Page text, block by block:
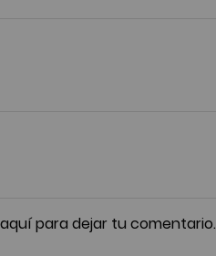
para dejar tu comentario.